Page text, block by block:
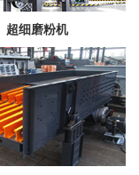
超细磨粉机